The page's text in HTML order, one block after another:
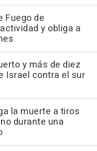
Fuego de
y obliga a
y más de diez
Israel contra el sur
la muerte a tiros
durante una